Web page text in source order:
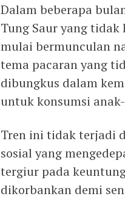
Dalam beberapa
Tung Saur yang
mulai bermunculan
tema pacaran yang
dibungkus dalam
untuk konsumsi
Tren ini tidak terjadi
sosial yang
tergiur pada
dikorbankan demi